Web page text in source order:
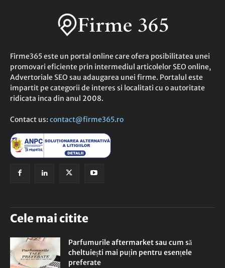
Firme365 este un portal online care ofera posibilitatea unei
promovari eficiente prin intermediul articolelor SEO online,
Advertoriale SEO sau adaugarea unei firme. Portalul este
impartit pe categorii de interes si localitati cu o autoritate
ridicata inca din anul 2008.
Contact us: contact@firme365.ro
Cele mai citite
Parfumurile aftermarket sau cum să
cheltuiești mai puțin pentru esențele
preferate